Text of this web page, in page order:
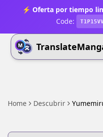
⚡ Oferta por tiempo
Code:
Home Descubrir